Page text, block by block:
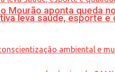
Mourão aponta queda
leva saúde, esporte